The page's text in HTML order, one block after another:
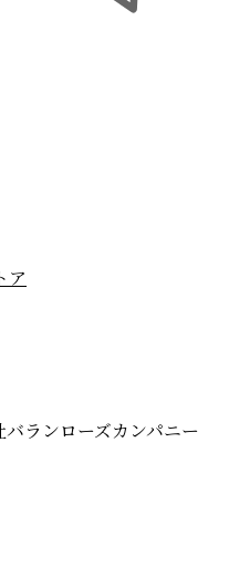
ア
バランローズカンパニー